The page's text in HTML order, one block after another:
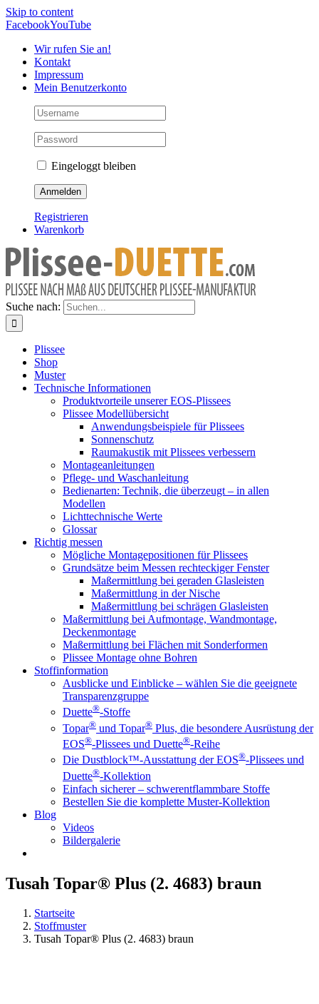
Skip to content
FacebookYouTube
Wir rufen Sie an!
Kontakt
Impressum
Mein Benutzerkonto
Eingeloggt bleiben
Registrieren
Warenkorb
Suche nach:
Plissee
Shop
Muster
Technische Informationen
Produktvorteile unserer EOS-Plissees
Plissee Modellübersicht
Anwendungsbeispiele für Plissees
Sonnenschutz
Raumakustik mit Plissees verbessern
Montageanleitungen
Pflege- und Waschanleitung
Bedienarten: Technik, die überzeugt – in allen
Modellen
Lichttechnische Werte
Glossar
Richtig messen
Mögliche Montagepositionen für Plissees
Grundsätze beim Messen rechteckiger Fenster
Maßermittlung bei geraden Glasleisten
Maßermittlung in der Nische
Maßermittlung bei schrägen Glasleisten
Maßermittlung bei Aufmontage, Wandmontage,
Deckenmontage
Maßermittlung bei Flächen mit Sonderformen
Plissee Montage ohne Bohren
Stoffinformation
Ausblicke und Einblicke – wählen Sie die geeignete
Transparenzgruppe
Duette®-Stoffe
Topar® und Topar® Plus, die besondere Ausrüstung der
EOS®-Plissees und Duette®-Reihe
Die Dustblock™-Ausstattung der EOS®-Plissees und
Duette®-Kollektion
Einfach sicherer – schwerentflammbare Stoffe
Bestellen Sie die komplette Muster-Kollektion
Blog
Videos
Bildergalerie
Tusah Topar® Plus (2. 4683) braun
Startseite
Stoffmuster
Tusah Topar® Plus (2. 4683) braun